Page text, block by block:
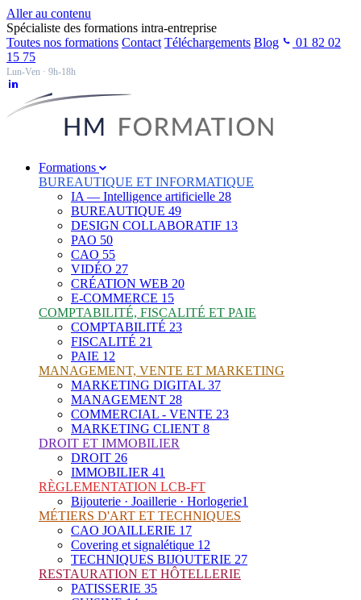
Aller au contenu
Spécialiste des formations intra-entreprise
Toutes nos formations Contact Téléchargements Blog
01 82 02
15 75
Lun-Ven · 9h-18h
Formations
BUREAUTIQUE ET INFORMATIQUE
IA — Intelligence artificielle 28
BUREAUTIQUE 49
DESIGN COLLABORATIF 13
PAO 50
CAO 55
VIDÉO 27
CRÉATION WEB 20
E-COMMERCE 15
COMPTABILITÉ, FISCALITÉ ET PAIE
COMPTABILITÉ 23
FISCALITÉ 21
PAIE 12
MANAGEMENT, VENTE ET MARKETING
MARKETING DIGITAL 37
MANAGEMENT 28
COMMERCIAL - VENTE 23
MARKETING CLIENT 8
DROIT ET IMMOBILIER
DROIT 26
IMMOBILIER 41
RÈGLEMENTATION LCB-FT
Bijouterie · Joaillerie · Horlogerie1
MÉTIERS D'ART ET TECHNIQUES
CAO JOAILLERIE 17
Covering et signalétique 12
TECHNIQUES BIJOUTERIE 27
RESTAURATION ET HÔTELLERIE
PATISSERIE 35